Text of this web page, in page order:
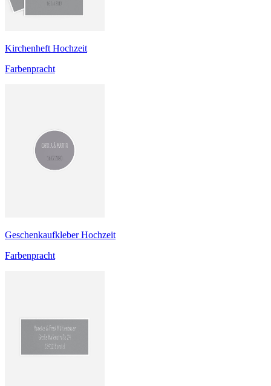
Kirchenheft Hochzeit
Farbenpracht
Geschenkaufkleber Hochzeit
Farbenpracht